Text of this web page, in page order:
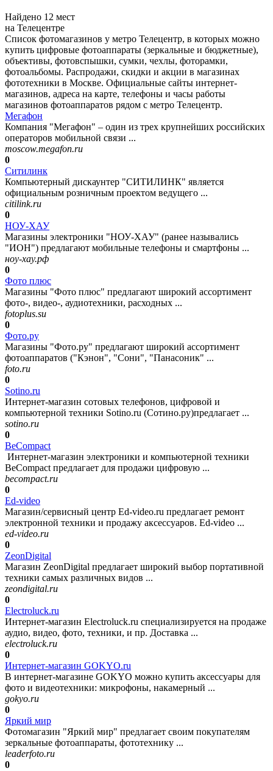
Найдено 12 мест
на Телецентре
Список фотомагазинов у метро Телецентр, в которых можно
купить цифровые фотоаппараты (зеркальные и бюджетные),
объективы, фотовспышки, сумки, чехлы, фоторамки,
фотоальбомы. Распродажи, скидки и акции в магазинах
фототехники в Москве. Официальные сайты интернет-
магазинов, адреса на карте, телефоны и часы работы
магазинов фотоаппаратов рядом с метро Телецентр.
Мегафон
Компания "Мегафон" – один из трех крупнейших российских
операторов мобильной связи ...
moscow.megafon.ru
0
Ситилинк
Компьютерный дискаунтер "СИТИЛИНК" является
официальным розничным проектом ведущего ...
citilink.ru
0
НОУ-ХАУ
Магазины электроники "НОУ-ХАУ" (ранее назывались
"ИОН") предлагают мобильные телефоны и смартфоны ...
ноу-хау.рф
0
Фото плюс
Магазины "Фото плюс" предлагают широкий ассортимент
фото-, видео-, аудиотехники, расходных ...
fotoplus.su
0
Фото.ру
Магазины "Фото.ру" предлагают широкий ассортимент
фотоаппаратов ("Кэнон", "Сони", "Панасоник" ...
foto.ru
0
Sotino.ru
Интернет-магазин сотовых телефонов, цифровой и
компьютерной техники Sotino.ru (Сотино.ру)предлагает ...
sotino.ru
0
BeCompact
Интернет-магазин электроники и компьютерной техники
BeCompact предлагает для продажи цифровую ...
becompact.ru
0
Ed-video
Магазин/сервисный центр Ed-video.ru предлагает ремонт
электронной техники и продажу аксессуаров. Ed-video ...
ed-video.ru
0
ZeonDigital
Магазин ZeonDigital предлагает широкий выбор портативной
техники самых различных видов ...
zeondigital.ru
0
Electroluck.ru
Интернет-магазин Electroluck.ru специализируется на продаже
аудио, видео, фото, техники, и пр. Доставка ...
electroluck.ru
0
Интернет-магазин GOKYO.ru
В интернет-магазине GOKYO можно купить аксессуары для
фото и видеотехники: микрофоны, накамерный ...
gokyo.ru
0
Яркий мир
Фотомагазин "Яркий мир" предлагает своим покупателям
зеркальные фотоаппараты, фототехнику ...
leaderfoto.ru
0